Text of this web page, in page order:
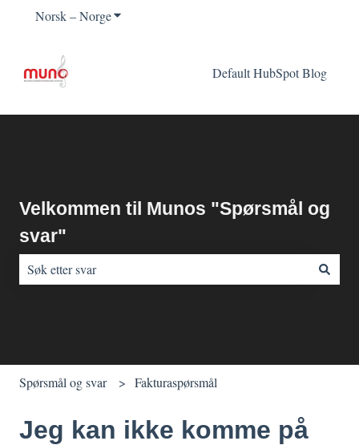
Norsk – NorgeVis undermeny for oversettelser
Default HubSpot Blog
Velkommen til Munos "Spørsmål og
svar"
Spørsmål og svar Fakturaspørsmål
Jeg kan ikke komme på